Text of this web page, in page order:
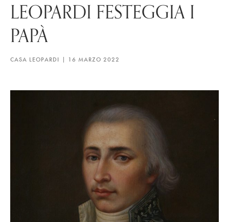
LEOPARDI FESTEGGIA I
PAPÀ
CASA LEOPARDI 16 MARZO 2022